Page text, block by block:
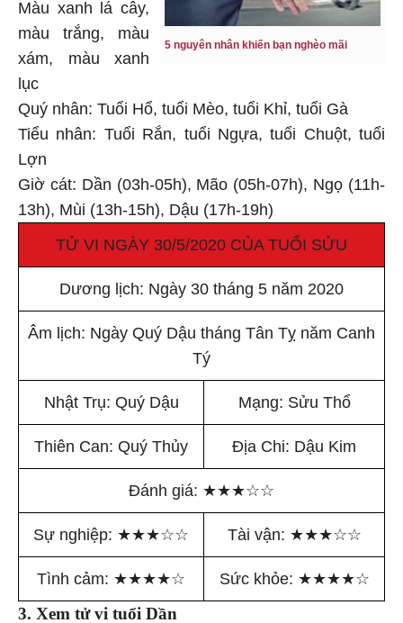
5 nguyên nhân khiến bạn nghèo mãi
Màu xanh lá cây,
màu trắng, màu
xám, màu xanh
lục
Quý nhân: Tuổi Hổ, tuổi Mèo, tuổi Khỉ, tuổi Gà
Tiểu nhân: Tuổi Rắn, tuổi Ngựa, tuổi Chuột, tuổi
Lợn
Giờ cát: Dần (03h-05h), Mão (05h-07h), Ngọ (11h-
13h), Mùi (13h-15h), Dậu (17h-19h)
TỬ VI NGÀY 30/5/2020 CỦA TUỔI SỬU
Dương lịch: Ngày 30 tháng 5 năm 2020
Âm lịch: Ngày Quý Dậu tháng Tân Tỵ năm Canh
Tý
Nhật Trụ: Quý Dậu Mạng: Sửu Thổ
Thiên Can: Quý Thủy Địa Chi: Dậu Kim
Đánh giá: ★★★☆☆
Sự nghiệp: ★★★☆☆ Tài vận: ★★★☆☆
Tình cảm: ★★★★☆ Sức khỏe: ★★★★☆
3. Xem tử vi tuổi Dần